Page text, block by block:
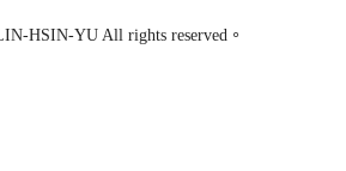
HSIN-YU All rights reserved。